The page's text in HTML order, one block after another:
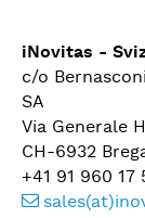
iNovitas -
c/o
SA
Via Generale
CH-6932
+41 91 960 17